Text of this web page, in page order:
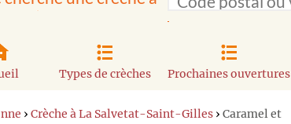
Types de crèches Prochaines ouvertures
› Crèche à La Salvetat-Saint-Gilles › Caramel et